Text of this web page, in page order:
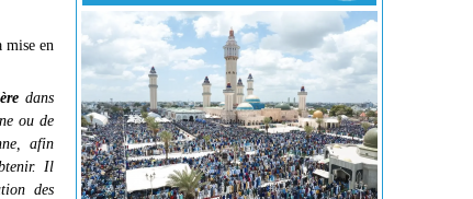
mise en
dans
ou de
afin
Il
des